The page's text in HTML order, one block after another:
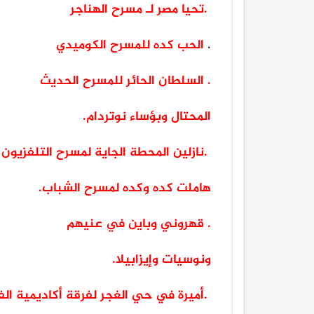
.تحيا مصر لـ مسرح الهناجر
. الحب كده للمسرح الكوميدي
. السلطان الحائر للمسرح الحديث
المحتال وبؤساء نوتردام.
.نازلين المحطة الجاية لمسرح التلفزيون
هاملت كده وكده لمسرح الشباب.
. قهروني وباين في عنيهم
ونوسيات وإيزابيلا.
.أميرة في حي الغجر لفرقة أكاديمية